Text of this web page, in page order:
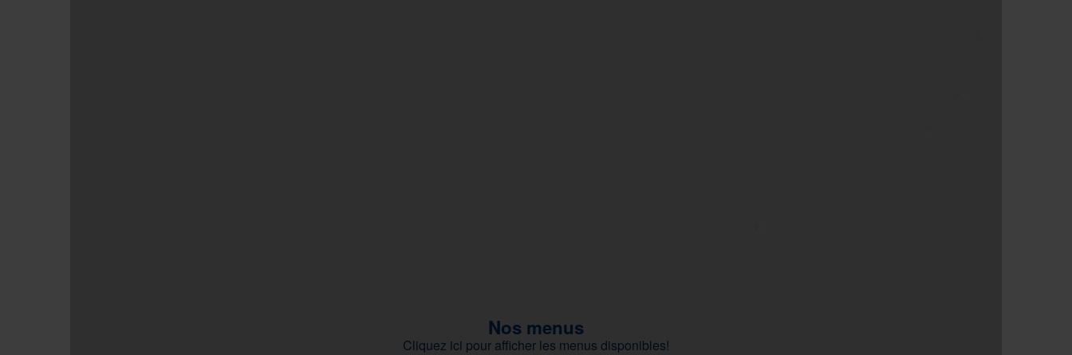
Nos menus
Cliquez ici pour afficher les menus disponibles!